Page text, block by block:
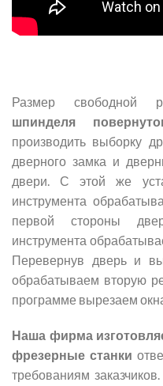
Размер свободной
шпинделя
производить выборку
дверного замка и
двери. С этой же
инструмента
первой стороны
инструмента
Перевернув дверь и
обрабатываем вторую
программе вырезаем
Наша фирма
фрезерные станки
требованиям